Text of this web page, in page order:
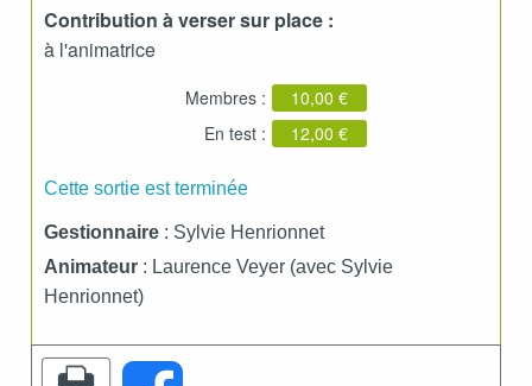
Contribution à verser sur place :
à l'animatrice
Membres :
10,00 €
En test :
12,00 €
Cette sortie est terminée
Gestionnaire : Sylvie Henrionnet
Animateur : Laurence Veyer (avec Sylvie
Henrionnet)